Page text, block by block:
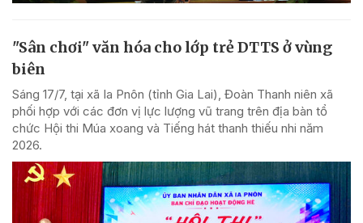
"Sân chơi" văn hóa cho lớp trẻ DTTS ở vùng
biên
Sáng 17/7, tại xã Ia Pnôn (tỉnh Gia Lai), Đoàn Thanh niên xã
phối hợp với các đơn vị lực lượng vũ trang trên địa bàn tổ
chức Hội thi Múa xoang và Tiếng hát thanh thiếu nhi năm
2026.